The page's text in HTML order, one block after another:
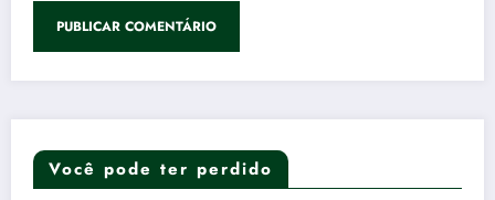
Você pode ter perdido